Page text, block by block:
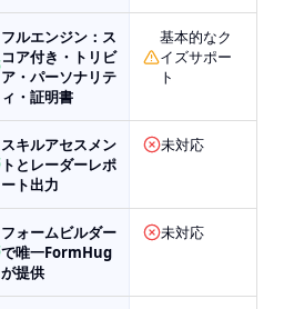
フルエンジン：ス
コア付き・トリビ
ア・パーソナリテ
ィ・証明書
基本的なク
イズサポー
ト
スキルアセスメン
トとレーダーレポ
ート出力
未対応
フォームビルダー
で唯一FormHug
が提供
未対応